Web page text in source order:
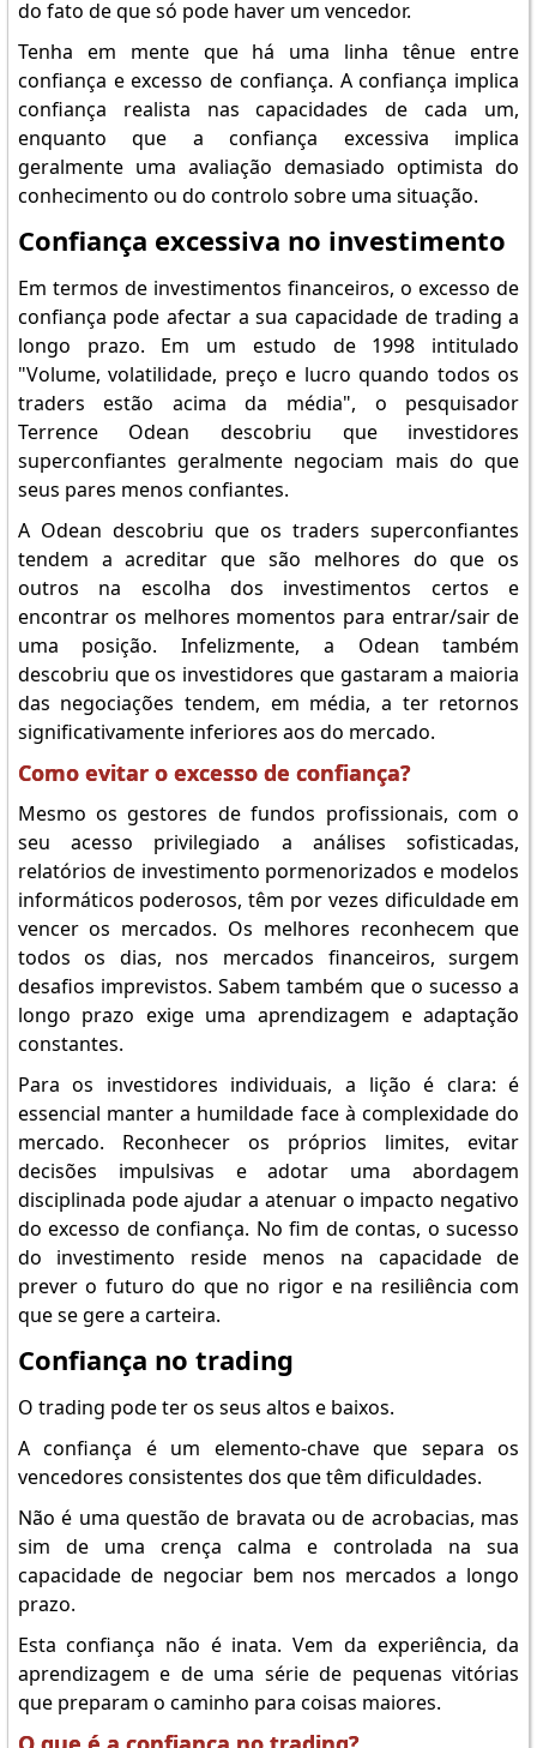
do fato de que só pode haver um vencedor.
Tenha em mente que há uma linha tênue entre
confiança e excesso de confiança. A confiança implica
confiança realista nas capacidades de cada um,
enquanto que a confiança excessiva implica
geralmente uma avaliação demasiado optimista do
conhecimento ou do controlo sobre uma situação.
Confiança excessiva no investimento
Em termos de investimentos financeiros, o excesso de
confiança pode afectar a sua capacidade de trading a
longo prazo. Em um estudo de 1998 intitulado
"Volume, volatilidade, preço e lucro quando todos os
traders estão acima da média", o pesquisador
Terrence Odean descobriu que investidores
superconfiantes geralmente negociam mais do que
seus pares menos confiantes.
A Odean descobriu que os traders superconfiantes
tendem a acreditar que são melhores do que os
outros na escolha dos investimentos certos e
encontrar os melhores momentos para entrar/sair de
uma posição. Infelizmente, a Odean também
descobriu que os investidores que gastaram a maioria
das negociações tendem, em média, a ter retornos
significativamente inferiores aos do mercado.
Como evitar o excesso de confiança?
Mesmo os gestores de fundos profissionais, com o
seu acesso privilegiado a análises sofisticadas,
relatórios de investimento pormenorizados e modelos
informáticos poderosos, têm por vezes dificuldade em
vencer os mercados. Os melhores reconhecem que
todos os dias, nos mercados financeiros, surgem
desafios imprevistos. Sabem também que o sucesso a
longo prazo exige uma aprendizagem e adaptação
constantes.
Para os investidores individuais, a lição é clara: é
essencial manter a humildade face à complexidade do
mercado. Reconhecer os próprios limites, evitar
decisões impulsivas e adotar uma abordagem
disciplinada pode ajudar a atenuar o impacto negativo
do excesso de confiança. No fim de contas, o sucesso
do investimento reside menos na capacidade de
prever o futuro do que no rigor e na resiliência com
que se gere a carteira.
Confiança no trading
O trading pode ter os seus altos e baixos.
A confiança é um elemento-chave que separa os
vencedores consistentes dos que têm dificuldades.
Não é uma questão de bravata ou de acrobacias, mas
sim de uma crença calma e controlada na sua
capacidade de negociar bem nos mercados a longo
prazo.
Esta confiança não é inata. Vem da experiência, da
aprendizagem e de uma série de pequenas vitórias
que preparam o caminho para coisas maiores.